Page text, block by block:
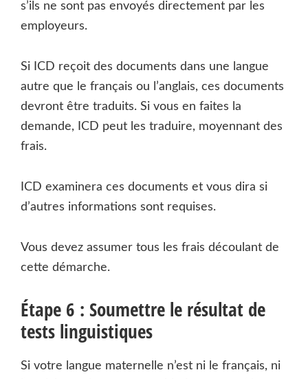
s’ils ne sont pas envoyés directement par les
employeurs.
Si ICD reçoit des documents dans une langue
autre que le français ou l’anglais, ces documents
devront être traduits. Si vous en faites la
demande, ICD peut les traduire, moyennant des
frais.
ICD examinera ces documents et vous dira si
d’autres informations sont requises.
Vous devez assumer tous les frais découlant de
cette démarche.
Étape 6 : Soumettre le résultat de
tests linguistiques
Si votre langue maternelle n’est ni le français, ni